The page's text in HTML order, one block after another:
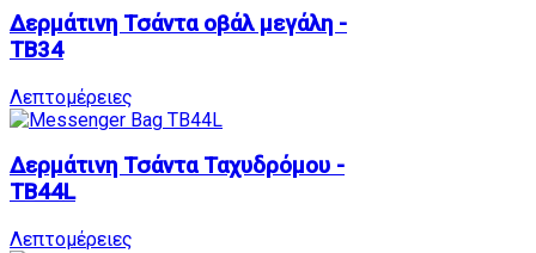
Δερμάτινη Τσάντα οβάλ μεγάλη -
TB34
Λεπτομέρειες
Δερμάτινη Τσάντα Ταχυδρόμου -
TB44L
Λεπτομέρειες